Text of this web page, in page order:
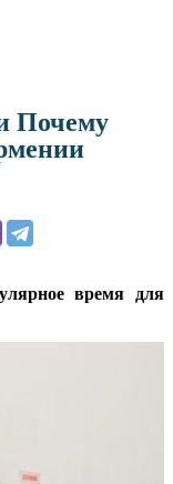
Почему
время для